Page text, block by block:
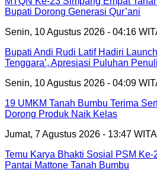
Bupati Dorong Generasi Qur’ani
Senin, 10 Agustus 2026 - 04:16
Bupati Andi Rudi Latif Hadiri
Tenggara’, Apresiasi Puluhan
Senin, 10 Agustus 2026 - 04:09
19 UMKM Tanah Bumbu Terima
Dorong Produk Naik Kelas
Jumat, 7 Agustus 2026 - 13:47 WITA
Temu Karya Bhakti Sosial PSM
Pantai Mattone Tanah Bumbu